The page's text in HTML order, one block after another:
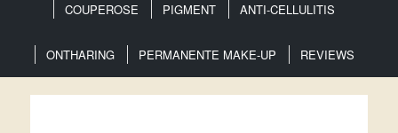
COUPEROSE PIGMENT ANTI-CELLULITIS
ONTHARING PERMANENTE MAKE-UP REVIEWS